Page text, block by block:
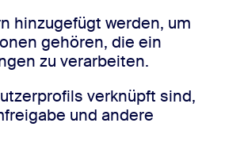
hinzugefügt werden, um
gehören, die ein
zu verarbeiten.
verknüpft sind,
und andere